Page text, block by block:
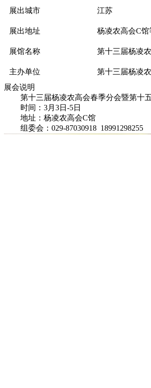
展出城市 江苏
展出地址 杨凌农高会C馆
展馆名称 第十三届杨凌
主办单位
第十三届杨凌
展会说明
第十三届杨凌农高会春季分会暨第十
时间：3月3日-5日
地址：杨凌农高会C馆
组委会：029-87030918 18991298255